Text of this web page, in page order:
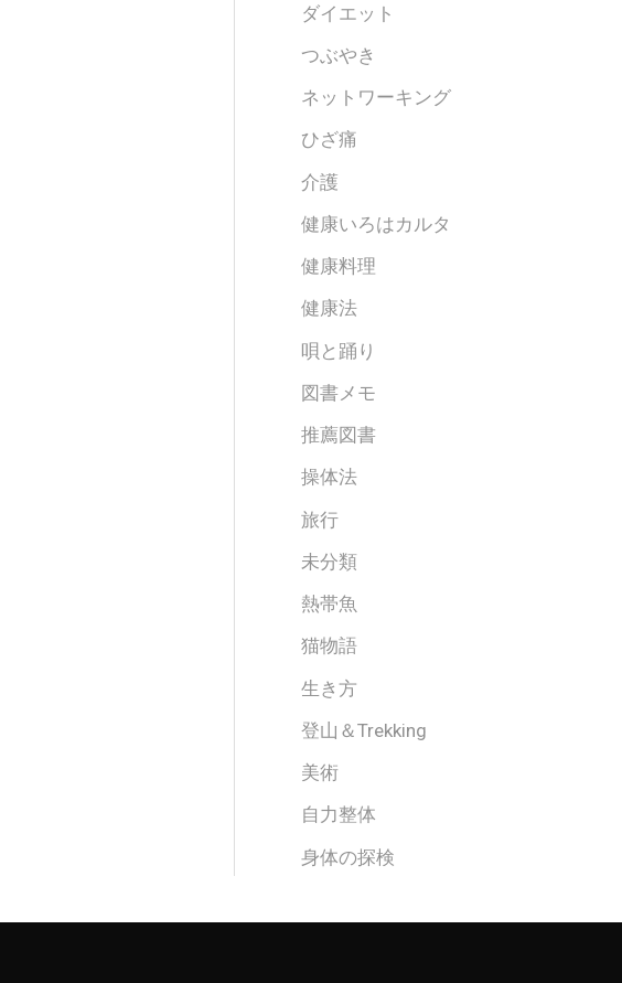
ダイエット
つぶやき
ネットワーキング
ひざ痛
介護
健康いろはカルタ
健康料理
健康法
唄と踊り
図書メモ
推薦図書
操体法
旅行
未分類
熱帯魚
猫物語
生き方
登山＆Trekking
美術
自力整体
身体の探検